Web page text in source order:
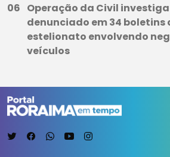
Operação da Civil
denunciado em 34 boletins
estelionato envolvendo
veículos